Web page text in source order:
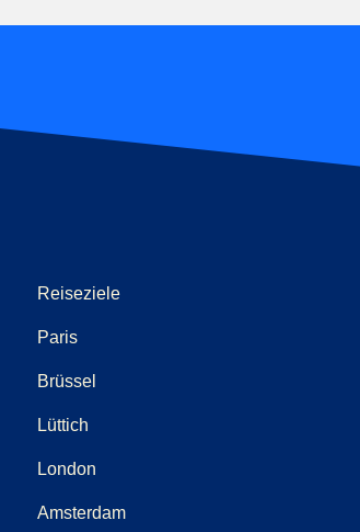
Reiseziele
Paris
Brüssel
Lüttich
London
Amsterdam